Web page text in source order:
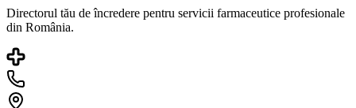
Directorul tău de încredere pentru servicii farmaceutice profesionale
din România.